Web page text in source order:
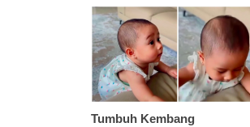
Tumbuh Kembang